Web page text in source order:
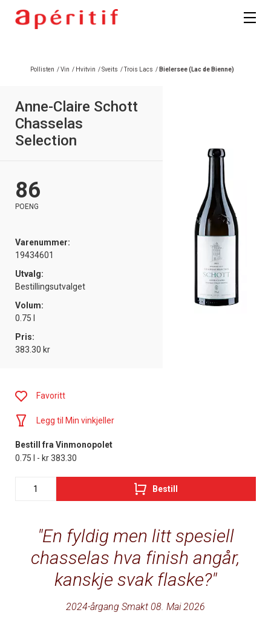
Pollisten /Vin / Hvitvin /Sveits /Trois Lacs / Bielersee (Lac de Bienne)
Anne-Claire Schott
Chasselas
Selection
86
POENG
Varenummer:
19434601
Utvalg:
Bestillingsutvalget
Volum:
0.75 l
Pris:
383.30 kr
En fyldig men litt spesiell
chasselas hva finish angår,
kanskje svak flaske?
2024-årgang Smakt 08. Mai 2026
Favoritt
Legg til Min vinkjeller
Bestill fra Vinmonopolet
0.75 l - kr 383.30
Bestill